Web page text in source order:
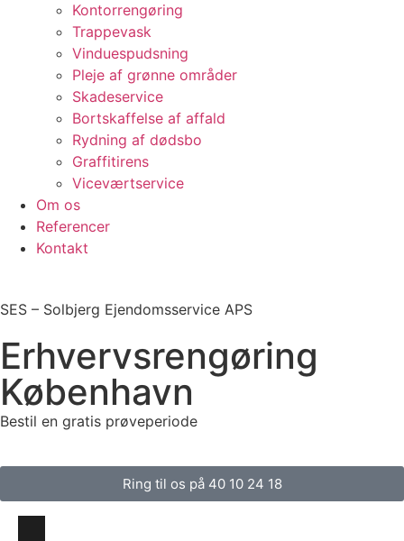
Kontorrengøring
Trappevask
Vinduespudsning
Pleje af grønne områder
Skadeservice
Bortskaffelse af affald
Rydning af dødsbo
Graffitirens
Viceværtservice
Om os
Referencer
Kontakt
SES – Solbjerg Ejendomsservice APS
Erhvervsrengøring
København
Bestil en gratis prøveperiode
Ring til os på 40 10 24 18